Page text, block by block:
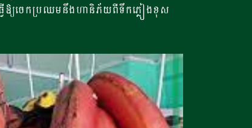
វើឱ្យចេកប្រឈមនឹងហានិភ័យពីទឹកភ្លៀងខុស